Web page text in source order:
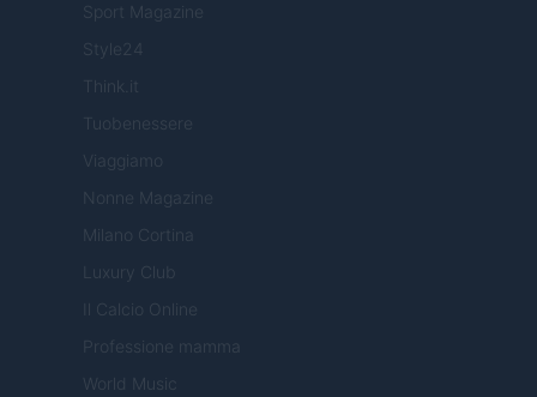
Sport Magazine
Style24
Think.it
Tuobenessere
Viaggiamo
Nonne Magazine
Milano Cortina
Luxury Club
Il Calcio Online
Professione mamma
World Music